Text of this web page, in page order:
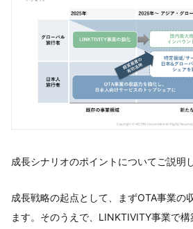
成長シナリオのポイントについてご説明
成長戦略の起点として、まずOTA事業の
ます。そのうえで、LINKTIVITY事業で